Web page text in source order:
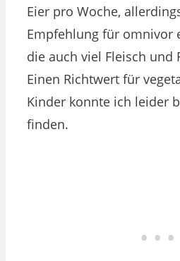
Eier pro Woche,
Empfehlung für omnivor
die auch viel Fleisch und
Einen Richtwert für
Kinder konnte ich leider
finden.